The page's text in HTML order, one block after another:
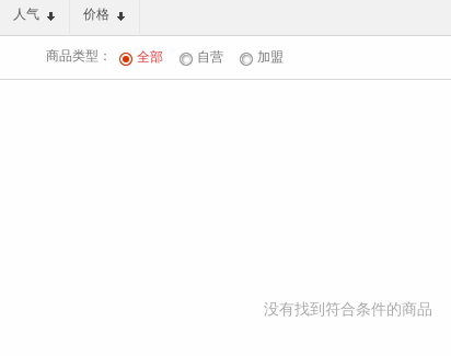
人气 价格
商品类型： 全部 自营 加盟
没有找到符合条件的商品